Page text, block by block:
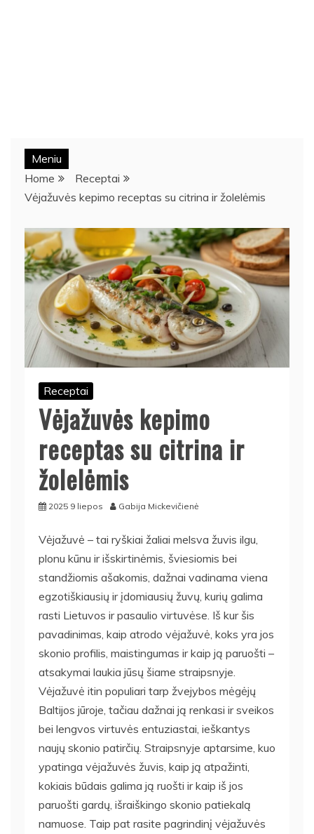
Meniu
Home
Receptai
Vėjažuvės kepimo receptas su citrina ir žolelėmis
Receptai
Vėjažuvės kepimo
receptas su citrina ir
žolelėmis
2025 9 liepos Gabija Mickevičienė
Vėjažuvė – tai ryškiai žaliai melsva žuvis ilgu,
plonu kūnu ir išskirtinėmis, šviesiomis bei
standžiomis ašakomis, dažnai vadinama viena
egzotiškiausių ir įdomiausių žuvų, kurių galima
rasti Lietuvos ir pasaulio virtuvėse. Iš kur šis
pavadinimas, kaip atrodo vėjažuvė, koks yra jos
skonio profilis, maistingumas ir kaip ją paruošti –
atsakymai laukia jūsų šiame straipsnyje.
Vėjažuvė itin populiari tarp žvejybos mėgėjų
Baltijos jūroje, tačiau dažnai ją renkasi ir sveikos
bei lengvos virtuvės entuziastai, ieškantys
naujų skonio patirčių. Straipsnyje aptarsime, kuo
ypatinga vėjažuvės žuvis, kaip ją atpažinti,
kokiais būdais galima ją ruošti ir kaip iš jos
paruošti gardų, išraiškingo skonio patiekalą
namuose. Taip pat rasite pagrindinį vėjažuvės